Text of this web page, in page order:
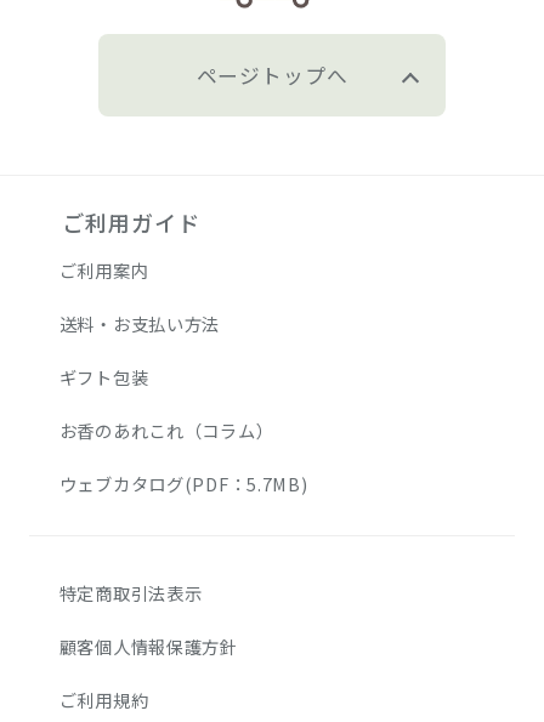
ページトップへ
ご利用ガイド
ご利用案内
送料・お支払い方法
ギフト包装
お香のあれこれ（コラム）
ウェブカタログ(PDF：5.7MB)
特定商取引法表示
顧客個人情報保護方針
ご利用規約